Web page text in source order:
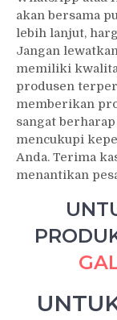
akan bersama
lebih lanjut,
Jangan
memiliki
produsen
memberikan
sangat
mencukupi
Anda. Terima
menantikan